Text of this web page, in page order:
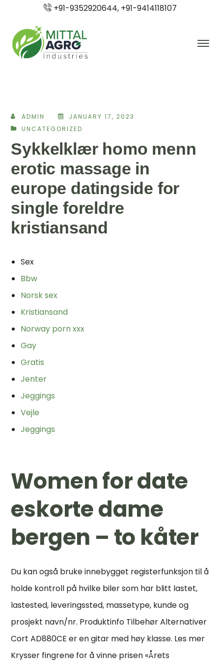
+91-9352920644, +91-9414118107
ADMIN
JANUARY 17, 2023
UNCATEGORIZED
Sykkelklær homo menn
erotic massage in
europe datingside for
single foreldre
kristiansand
Sex
Bbw
Norsk sex
Kristiansand
Norway porn xxx
Gay
Gratis
Jenter
Jeggings
Vejle
Jeggings
Women for date
eskorte dame
bergen – to kåter
Du kan også bruke innebygget registerfunksjon til å
holde kontroll på hvilke biler som har blitt lastet,
lastested, leveringssted, massetype, kunde og
prosjekt navn/nr. Produktinfo Tilbehør Alternativer
Cort AD880CE er en gitar med høy klasse. Les mer
Krysser fingrene for å vinne prisen «Årets